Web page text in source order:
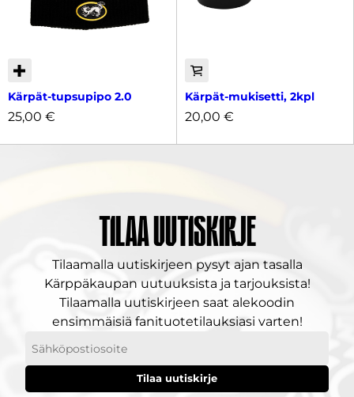
Kärpät-tupsupipo 2.0
25,00 €
Kärpät-mukisetti, 2kpl
20,00 €
Tilaa uutiskirje
Tilaamalla uutiskirjeen pysyt ajan tasalla
Kärppäkaupan uutuuksista ja tarjouksista!
Tilaamalla uutiskirjeen saat alekoodin
ensimmäisiä fanituotetilauksiasi varten!